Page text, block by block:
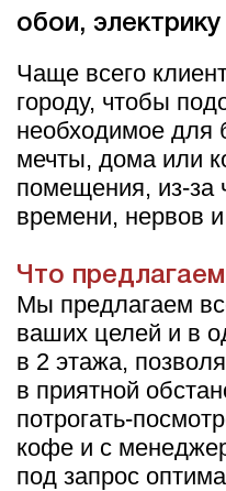
обои, электрику
Чаще всего
городу, чтобы
необходимое для
мечты, дома или
помещения, из-за
времени, нервов и
Что
Мы предлагаем
ваших целей и в
в 2 этажа,
в приятной
потрогать-
кофе и с
под запрос